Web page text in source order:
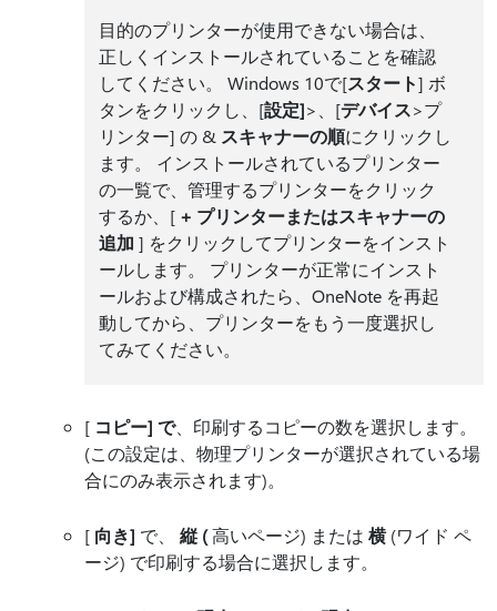
目的のプリンターが使用できない場合は、
正しくインストールされていることを確認
してください。 Windows 10で[スタート] ボ
タンをクリックし、[設定]>、[デバイス>プ
リンター] の & スキャナーの順にクリックし
ます。 インストールされているプリンター
の一覧で、管理するプリンターをクリック
するか、[ + プリンターまたはスキャナーの
追加 ] をクリックしてプリンターをインスト
ールします。 プリンターが正常にインスト
ールおよび構成されたら、OneNote を再起
動してから、プリンターをもう一度選択し
てみてください。
[ コピー] で、印刷するコピーの数を選択します。
(この設定は、物理プリンターが選択されている場
合にのみ表示されます)。
[ 向き] で、 縦 (高いページ) または 横(ワイド ペ
ージ) で印刷する場合に選択します。